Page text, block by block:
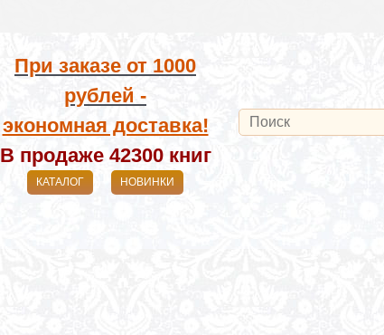
При заказе от 1000
рублей -
экономная доставка!
В продаже 42300 книг
КАТАЛОГ НОВИНКИ